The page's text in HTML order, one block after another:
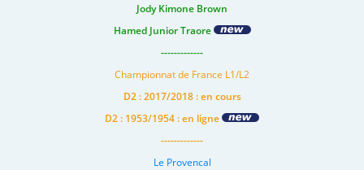
Jody Kimone Brown
Hamed Junior Traore
-------------
Championnat de France L1/L2
D2 : 2017/2018 : en cours
D2 : 1953/1954 : en ligne
-------------
Le Provencal